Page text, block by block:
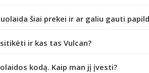
šiai prekei ir ar galiu gauti
ir kas tas Vulcan?
kodą. Kaip man jį įvesti?